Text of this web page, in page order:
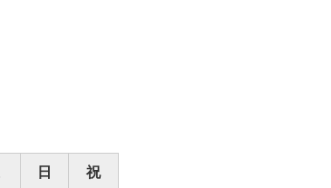
日 祝